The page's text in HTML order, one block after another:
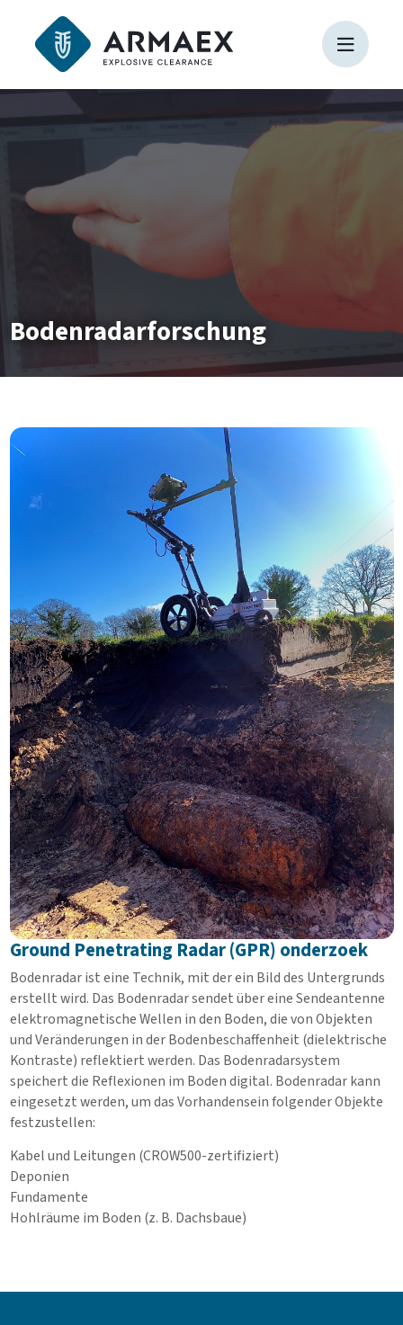
Bodenradarforschung
Ground Penetrating Radar (GPR) onderzoek
Bodenradar ist eine Technik, mit der ein Bild des Untergrunds
erstellt wird. Das Bodenradar sendet über eine Sendeantenne
elektromagnetische Wellen in den Boden, die von Objekten
und Veränderungen in der Bodenbeschaffenheit (dielektrische
Kontraste) reflektiert werden. Das Bodenradarsystem
speichert die Reflexionen im Boden digital. Bodenradar kann
eingesetzt werden, um das Vorhandensein folgender Objekte
festzustellen:
Kabel und Leitungen (CROW500-zertifiziert)
Deponien
Fundamente
Hohlräume im Boden (z. B. Dachsbaue)